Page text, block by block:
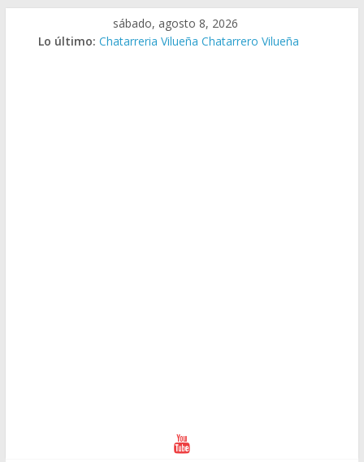
sábado, agosto 8, 2026
Lo último: Chatarreria Vilueña Chatarrero Vilueña